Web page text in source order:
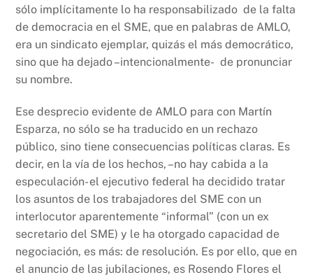
sólo implícitamente lo ha responsabilizado de la falta
de democracia en el SME, que en palabras de AMLO,
era un sindicato ejemplar, quizás el más democrático,
sino que ha dejado –intencionalmente- de pronunciar
su nombre.
Ese desprecio evidente de AMLO para con Martín
Esparza, no sólo se ha traducido en un rechazo
público, sino tiene consecuencias políticas claras. Es
decir, en la vía de los hechos, –no hay cabida a la
especulación- el ejecutivo federal ha decidido tratar
los asuntos de los trabajadores del SME con un
interlocutor aparentemente “informal” (con un ex
secretario del SME) y le ha otorgado capacidad de
negociación, es más: de resolución. Es por ello, que en
el anuncio de las jubilaciones, es Rosendo Flores el